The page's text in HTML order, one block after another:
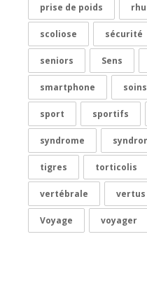
prise de poids
scoliose sécurité
seniors Sens
smartphone soins
sport sportifs
syndrome
tigres torticolis
vertébrale vertus
Voyage voyager